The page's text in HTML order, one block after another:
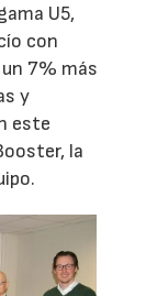
U5,
con
7% más
y
este
la